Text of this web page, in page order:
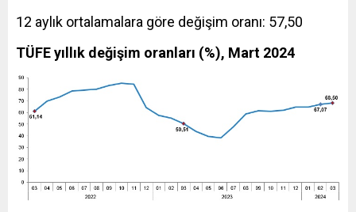
12 aylık ortalamalara göre değişim oranı: 57,50
TÜFE yıllık değişim oranları (%), Mart 2024